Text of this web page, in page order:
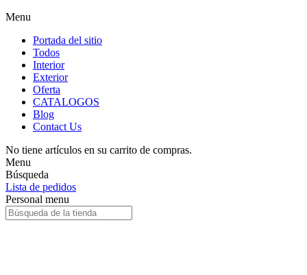
Menu
Portada del sitio
Todos
Interior
Exterior
Oferta
CATALOGOS
Blog
Contact Us
No tiene artículos en su carrito de compras.
Menu
Búsqueda
Lista de pedidos
Personal menu